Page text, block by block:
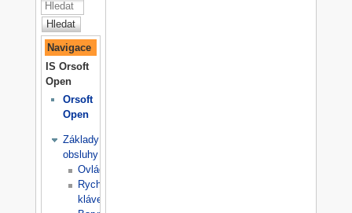
Hledat
Navigace
IS Orsoft
Open
Orsoft
Open
Základy
obsluhy
Ovládání
Rychlé
klávesy